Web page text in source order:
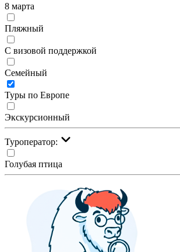
8 марта
Пляжный
С визовой поддержкой
Семейный
Туры по Европе
Экскурсионный
Туроператор:
Голубая птица